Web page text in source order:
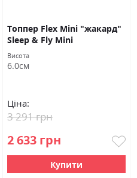
Топпер Flex Mini "жакард"
Sleep & Fly Mini
Висота
6.0см
Ціна:
2 633 грн
3 291 грн
Купити